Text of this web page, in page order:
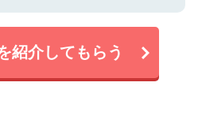
紹介してもらう